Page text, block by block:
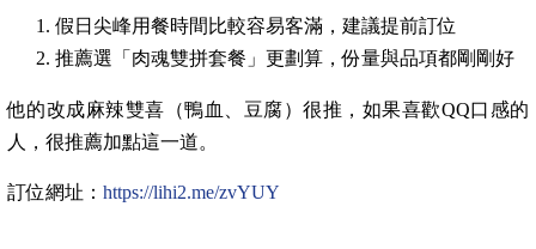
假日尖峰用餐時間比較容易客滿，建議提前訂位
推薦選「肉魂雙拼套餐」更劃算，份量與品項都剛剛好
他的改成麻辣雙喜（鴨血、豆腐）很推，如果喜歡QQ口感的
人，很推薦加點這一道。
訂位網址： https://lihi2.me/zvYUY